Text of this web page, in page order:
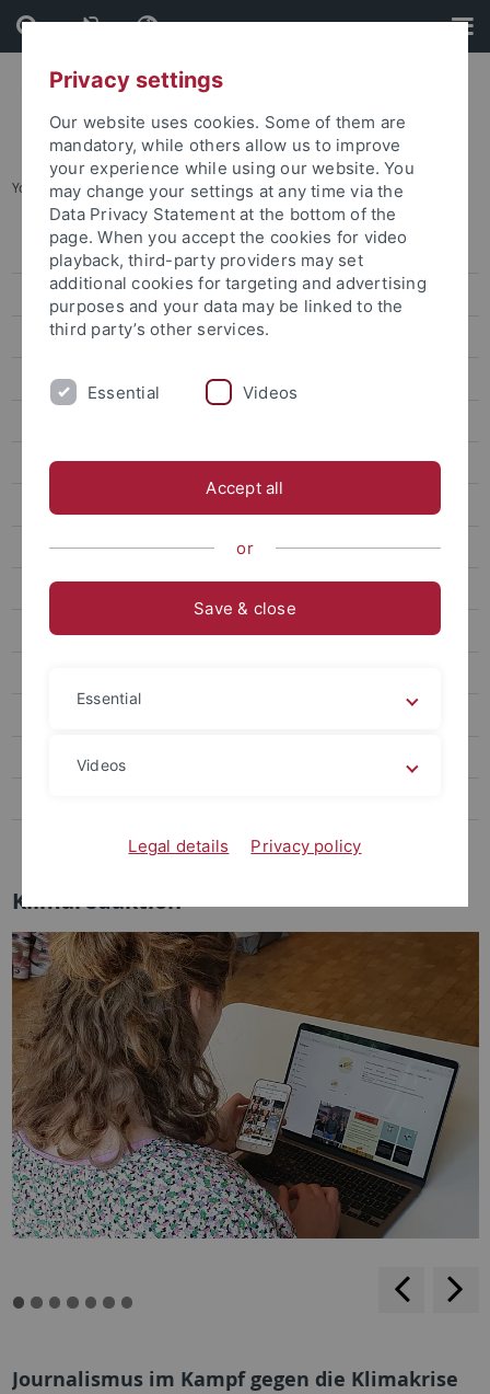
Skip
to
content
Skip
to
footer
You are here: Startseite ... Klimaredaktion
Redaktionen
CampusTV
Radio Micro-Europa
Media Bubble
Public Engagement
Service Learning
Kurse & Ausbildung
Service & Technik
Forschung & Verbundprojekte
UT550 - Der Film
Projekte & Jahresberichte
Klimaredaktion
Journalismus im Kampf gegen die Klimakrise
Privacy settings
Our website uses cookies. Some of them are
mandatory, while others allow us to improve
your experience while using our website. You
may change your settings at any time via the
Data Privacy Statement at the bottom of the
page. When you accept the cookies for video
playback, third-party providers may set
additional cookies for targeting and advertising
purposes and your data may be linked to the
third party’s other services.
Essential Videos
Accept all
or
Save & close
Essential
Videos
Legal details Privacy policy